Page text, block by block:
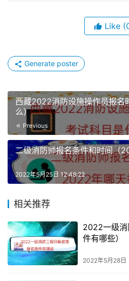
（四）中级消防设施操作员（具
1、取得本职业或相关职业五级/
等级证书）后，累计从事本职业
2、累计从事本职业或相关职业
3、取得技工学校本专业或相关
毕业证书的在校应届毕业生）；
技能为培养目标的中等及以上职
业证书（含尚未取得毕业证书的
河南消防设施操作员报名流程
1、考生并填写相关表格，准备报
除全国公告规定的身份证、学历
Like
Generate poster
西藏2022消防设施操作员报名
么）
Previous
二级消防师报名条件和时间（
2022年5月25日 12:48:22
相关推荐
2022一级消
件有哪些）
2022年5月28日